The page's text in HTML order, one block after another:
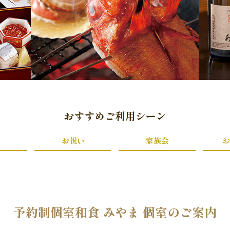
おすすめご利用シーン
お祝い 家族会
予約制個室和食 みやま 個室のご案内